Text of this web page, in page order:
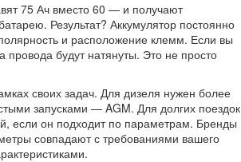
75 Ач вместо 60 — и получают
Результат? Аккумулятор постоянно
и расположение клемм. Если вы
будут натянуты. Это не просто
своих задач. Для дизеля нужен более
запусками — AGM. Для долгих поездок
если он подходит по параметрам. Бренды
совпадают с требованиями вашего